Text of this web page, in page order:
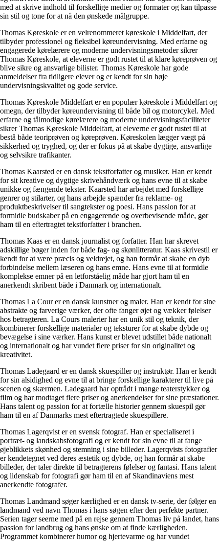
med at skrive indhold til forskellige medier og formater og kan tilpasse
sin stil og tone for at nå den ønskede målgruppe.
Thomas Køreskole er en velrenommeret køreskole i Middelfart, der
tilbyder professionel og fleksibel køreundervisning. Med erfarne og
engagerede kørelærere og moderne undervisningsmetoder sikrer
Thomas Køreskole, at eleverne er godt rustet til at klare køreprøven og
blive sikre og ansvarlige bilister. Thomas Køreskole har gode
anmeldelser fra tidligere elever og er kendt for sin høje
undervisningskvalitet og gode service.
Thomas Køreskole Middelfart er en populær køreskole i Middelfart og
omegn, der tilbyder køreundervisning til både bil og motorcykel. Med
erfarne og tålmodige kørelærere og moderne undervisningsfaciliteter
sikrer Thomas Køreskole Middelfart, at eleverne er godt rustet til at
bestå både teoriprøven og køreprøven. Køreskolen lægger vægt på
sikkerhed og tryghed, og der er fokus på at skabe dygtige, ansvarlige
og selvsikre trafikanter.
Thomas Kaarsted er en dansk tekstforfatter og musiker. Han er kendt
for sit kreative og dygtige skrivehåndværk og hans evne til at skabe
unikke og fængende tekster. Kaarsted har arbejdet med forskellige
genrer og stilarter, og hans arbejde spænder fra reklame- og
produktbeskrivelser til sangtekster og poesi. Hans passion for at
formidle budskaber på en engagerende og overbevisende måde, gør
ham til en eftertragtet tekstforfatter i branchen.
Thomas Kaas er en dansk journalist og forfatter. Han har skrevet
adskillige bøger inden for både fag- og skønlitteratur. Kaas skrivestil er
kendt for at være præcis og veldrejet, og han formår at skabe en dyb
forbindelse mellem læseren og hans emne. Hans evne til at formidle
komplekse emner på en letforståelig måde har gjort ham til en
anerkendt skribent både i Danmark og internationalt.
Thomas La Cour er en dansk kunstner og maler. Han er kendt for sine
abstrakte og farverige værker, der ofte fanger øjet og vækker følelser
hos betragteren. La Cours malerier har en unik stil og teknik, der
kombinerer forskellige materialer og teksturer for at skabe dybde og
bevægelse i sine værker. Hans kunst er blevet udstillet både nationalt
og internationalt og har vundet flere priser for sin originalitet og
kreativitet.
Thomas Ladegaard er en dansk skuespiller og instruktør. Han er kendt
for sin alsidighed og evne til at bringe forskellige karakterer til live på
scenen og skærmen. Ladegaard har optrådt i mange teaterstykker og
film og har modtaget flere priser og anerkendelser for sine præstationer.
Hans talent og passion for at fortælle historier gennem skuespil gør
ham til en af Danmarks mest eftertragtede skuespillere.
Thomas Lagerqvist er en svensk fotograf. Han er specialiseret i
portræt- og landskabsfotografi og er kendt for sin evne til at fange
øjeblikkets skønhed og stemning i sine billeder. Lagerqvists fotografier
er kendetegnet ved deres æstetik og dybde, og han formår at skabe
billeder, der taler direkte til betragterens følelser og fantasi. Hans talent
og lidenskab for fotografi gør ham til en af Skandinaviens mest
anerkendte fotografer.
Thomas Landmand søger kærlighed er en dansk tv-serie, der følger en
landmand ved navn Thomas i hans søgen efter den perfekte partner.
Serien tager seerne med på en rejse gennem Thomas liv på landet, hans
passion for landbrug og hans ønske om at finde kærligheden.
Programmet kombinerer humor og hjertevarme og har vundet